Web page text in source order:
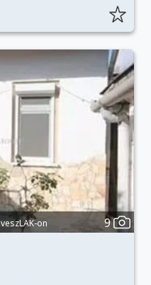
on 9